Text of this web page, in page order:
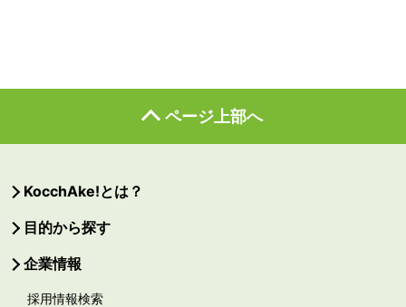
ページ上部へ
KocchAke!とは？
目的から探す
企業情報
採用情報検索